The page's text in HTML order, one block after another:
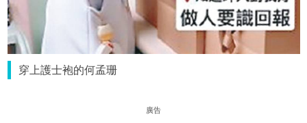
穿上護士袍的何孟珊
廣告